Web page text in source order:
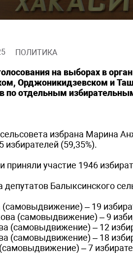
ПОЛИТИКА
на выборах в
Орджоникидзевском и
по отдельным
сельсовета избрана Марина
избирателей (59,35%).
приняли участие 1946
депутатов Балыксинского
– 19
(самовыдвижение) – 9
(самовыдвижение) – 12
(самовыдвижение) – 18
– 7